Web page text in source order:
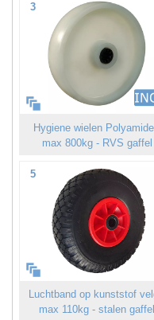
3
Hygiene wielen
max 800kg - RVS gaffel
5
Luchtband op kunststof
max 110kg - stalen gaffel